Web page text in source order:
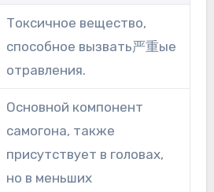
Токсичное вещество,
способное вызвать严重ые
отравления.
Основной компонент
самогона, также
присутствует в головах,
но в меньших